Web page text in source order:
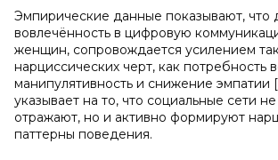
Эмпирические данные показывают, что
вовлечённость в цифровую
женщин, сопровождается усилением
нарциссических черт, как потребность
манипулятивность и снижение эмпатии
указывает на то, что социальные сети
отражают, но и активно формируют
паттерны поведения.